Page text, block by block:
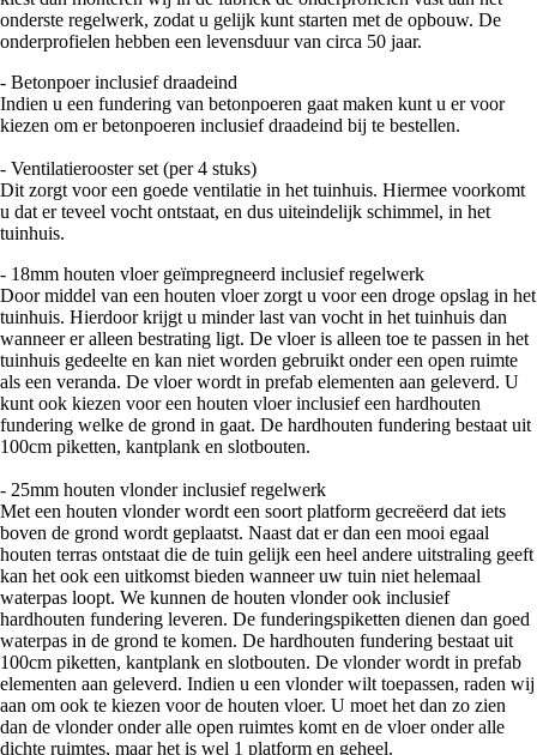
onderste regelwerk, zodat u gelijk kunt starten met de opbouw. De
onderprofielen hebben een levensduur van circa 50 jaar.
- Betonpoer inclusief draadeind
Indien u een fundering van betonpoeren gaat maken kunt u er voor
kiezen om er betonpoeren inclusief draadeind bij te bestellen.
- Ventilatierooster set (per 4 stuks)
Dit zorgt voor een goede ventilatie in het tuinhuis. Hiermee voorkomt
u dat er teveel vocht ontstaat, en dus uiteindelijk schimmel, in het
tuinhuis.
- 18mm houten vloer geïmpregneerd inclusief regelwerk
Door middel van een houten vloer zorgt u voor een droge opslag in het
tuinhuis. Hierdoor krijgt u minder last van vocht in het tuinhuis dan
wanneer er alleen bestrating ligt. De vloer is alleen toe te passen in het
tuinhuis gedeelte en kan niet worden gebruikt onder een open ruimte
als een veranda. De vloer wordt in prefab elementen aan geleverd. U
kunt ook kiezen voor een houten vloer inclusief een hardhouten
fundering welke de grond in gaat. De hardhouten fundering bestaat uit
100cm piketten, kantplank en slotbouten.
- 25mm houten vlonder inclusief regelwerk
Met een houten vlonder wordt een soort platform gecreëerd dat iets
boven de grond wordt geplaatst. Naast dat er dan een mooi egaal
houten terras ontstaat die de tuin gelijk een heel andere uitstraling geeft
kan het ook een uitkomst bieden wanneer uw tuin niet helemaal
waterpas loopt. We kunnen de houten vlonder ook inclusief
hardhouten fundering leveren. De funderingspiketten dienen dan goed
waterpas in de grond te komen. De hardhouten fundering bestaat uit
100cm piketten, kantplank en slotbouten. De vlonder wordt in prefab
elementen aan geleverd. Indien u een vlonder wilt toepassen, raden wij
aan om ook te kiezen voor de houten vloer. U moet het dan zo zien
dan de vlonder onder alle open ruimtes komt en de vloer onder alle
dichte ruimtes, maar het is wel 1 platform en geheel.